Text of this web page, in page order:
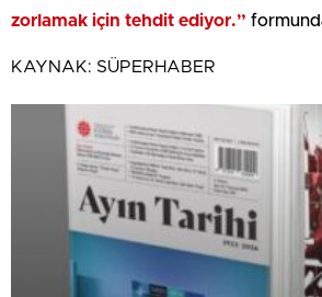
zorlamak için tehdit ediyor.”
KAYNAK: SÜPERHABER